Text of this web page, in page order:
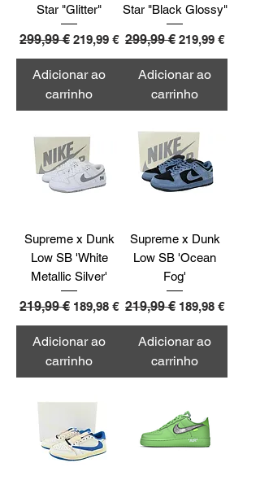
Star "Glitter"
Preço normal
299,99 € Preço promocional
219,99 €
Adicionar ao
carrinho
Star "Black Glossy"
Preço normal
299,99 € Preço
219,99 €
Adicionar ao
carrinho
Supreme x Dunk
Low SB 'White
Metallic Silver'
Preço normal
219,99 € Preço promocional
189,98 €
Adicionar ao
carrinho
Supreme x Dunk
Low SB 'Ocean
Fog'
Preço normal
219,99 € Preço
189,98 €
Adicionar ao
carrinho